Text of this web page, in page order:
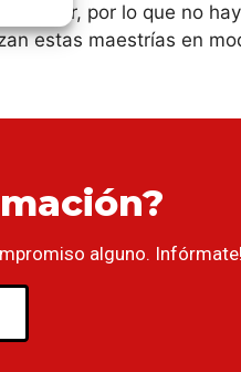
máster, por lo que no
estas maestrías en
alguno. Infórmate!